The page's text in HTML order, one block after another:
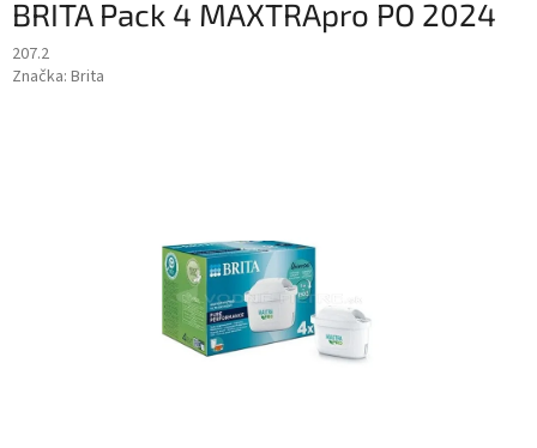
BRITA Pack 4 MAXTRApro PO 2024
207.2
Značka: Brita